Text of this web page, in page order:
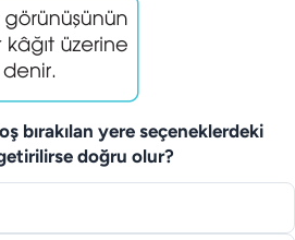
bırakılan yere seçeneklerdeki
doğru olur?